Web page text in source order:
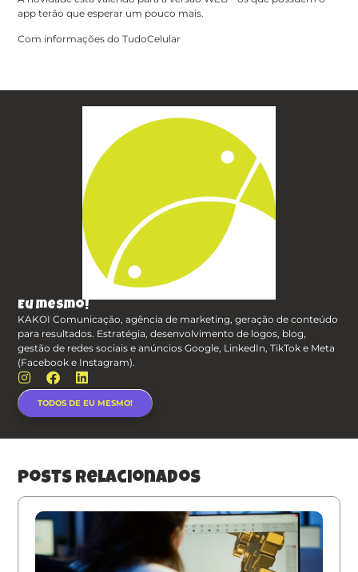
app terão que esperar um pouco mais.
Com informações do TudoCelular
Eu mesmo!
KAKOI Comunicação, agência de marketing, geração de conteúdo
para resultados. Estratégia, desenvolvimento de logos, blog,
gestão de redes sociais e anúncios Google, LinkedIn, TikTok e Meta
(Facebook e Instagram).
TODOS DE EU MESMO!
posts relacionados